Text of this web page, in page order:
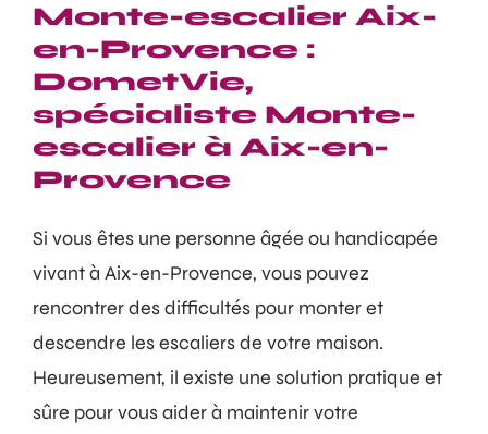
Monte-escalier Aix-
en-Provence :
DometVie,
spécialiste Monte-
escalier à Aix-en-
Provence
Si vous êtes une personne âgée ou handicapée
vivant à Aix-en-Provence, vous pouvez
rencontrer des difficultés pour monter et
descendre les escaliers de votre maison.
Heureusement, il existe une solution pratique et
sûre pour vous aider à maintenir votre